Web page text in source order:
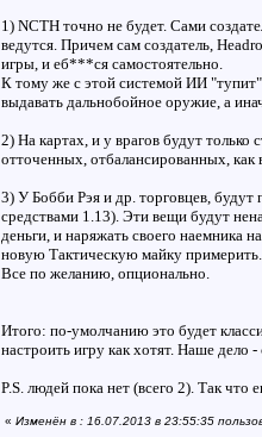
1) NCTH точно не будет. Сами
ведутся. Причем сам создатель,
игры, и еб***ся самостоятельно.
К тому же с этой системой ИИ
выдавать дальнобойное оружие, а
2) На картах, и у врагов будут
отточенных, отбалансированных, как
3) У Бобби Рэя и др. торговцев,
средствами 1.13). Эти вещи будут
деньги, и наряжать своего наемника
новую Тактическую майку примерить.
Все по желанию, опционально.
Итого: по-умолчанию это будет
настроить игру как хотят. Наше
P.S. людей пока нет (всего 2). Так что
« Изменён в : 16.07.2013 в 23:55:35